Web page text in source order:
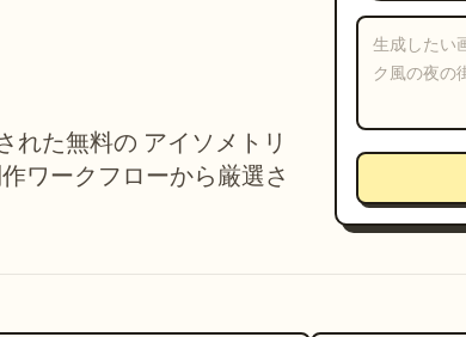
れた無料の アイソメトリ
ワークフローから厳選さ